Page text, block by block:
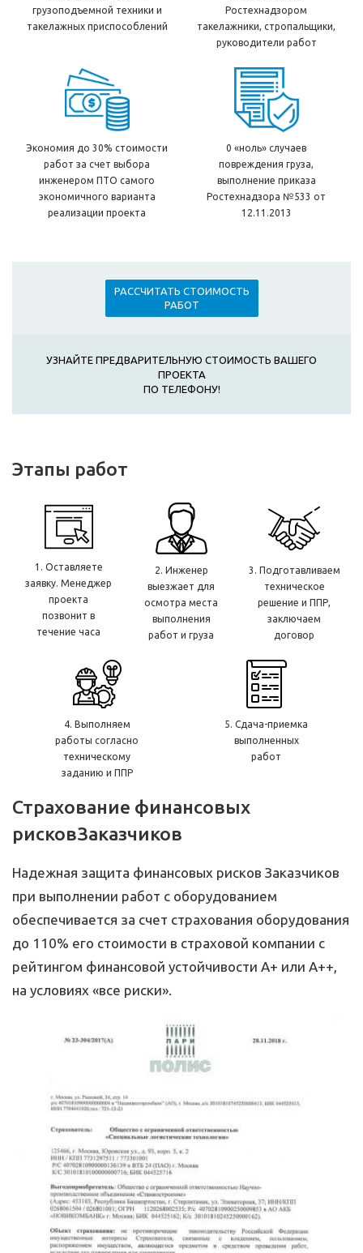
грузоподъемной техники и
такелажных приспособлений
Ростехнадзором
такелажники, стропальщики,
руководители работ
Экономия до 30% стоимости
работ за счет выбора
инженером ПТО самого
экономичного варианта
реализации проекта
0 «ноль» случаев
повреждения груза,
выполнение приказа
Ростехнадзора №533 от
12.11.2013
РАССЧИТАТЬ СТОИМОСТЬ
РАБОТ
УЗНАЙТЕ ПРЕДВАРИТЕЛЬНУЮ СТОИМОСТЬ ВАШЕГО
ПРОЕКТА
ПО ТЕЛЕФОНУ!
Этапы работ
1. Оставляете
заявку. Менеджер
проекта
позвонит в
течение часа
2. Инженер
выезжает для
осмотра места
выполнения
работ и груза
3. Подготавливаем
техническое
решение и ППР,
заключаем
договор
4. Выполняем
работы согласно
техническому
заданию и ППР
5. Сдача-приемка
выполненных
работ
Страхование финансовых
рисковЗаказчиков
Надежная защита финансовых рисков Заказчиков
при выполнении работ с оборудованием
обеспечивается за счет страхования оборудования
до 110% его стоимости в страховой компании с
рейтингом финансовой устойчивости А+ или А++,
на условиях «все риски».